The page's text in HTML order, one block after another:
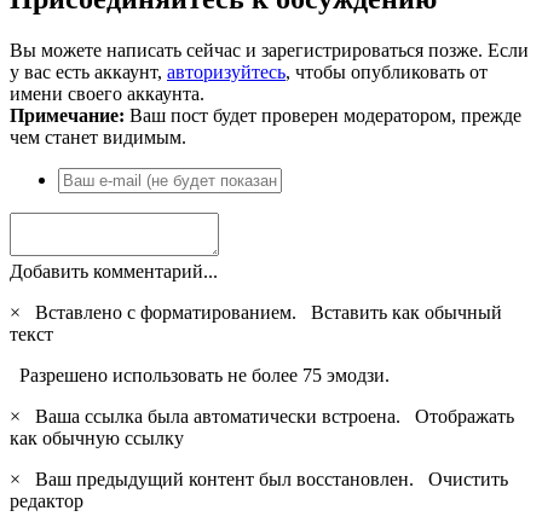
Вы можете написать сейчас и зарегистрироваться позже. Если
у вас есть аккаунт, авторизуйтесь, чтобы опубликовать от
имени своего аккаунта.
Примечание: Ваш пост будет проверен модератором, прежде
чем станет видимым.
Добавить комментарий...
×
Вставлено с форматированием. Вставить как обычный
текст
Разрешено использовать не более 75 эмодзи.
×
Ваша ссылка была автоматически встроена. Отображать
как обычную ссылку
×
Ваш предыдущий контент был восстановлен. Очистить
редактор